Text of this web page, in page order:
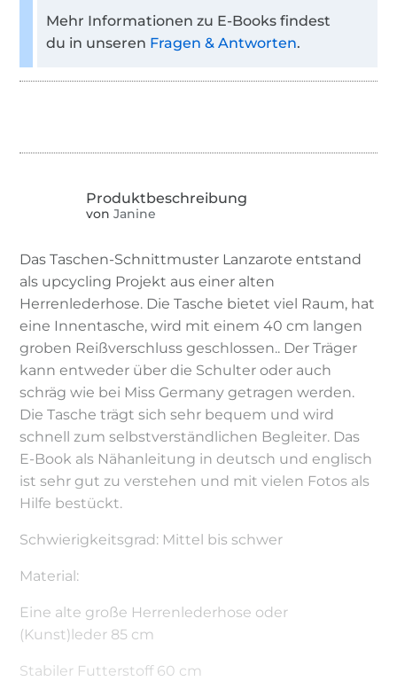
Mehr Informationen zu E-Books findest
du in unseren Fragen & Antworten.
von Janine
Das Taschen-Schnittmuster Lanzarote entstand
als upcycling Projekt aus einer alten
Herrenlederhose. Die Tasche bietet viel Raum, hat
eine Innentasche, wird mit einem 40 cm langen
groben Reißverschluss geschlossen.. Der Träger
kann entweder über die Schulter oder auch
schräg wie bei Miss Germany getragen werden.
Die Tasche trägt sich sehr bequem und wird
schnell zum selbstverständlichen Begleiter. Das
E-Book als Nähanleitung in deutsch und englisch
ist sehr gut zu verstehen und mit vielen Fotos als
Hilfe bestückt.
Schwierigkeitsgrad: Mittel bis schwer
Material:
Eine alte große Herrenlederhose oder
(Kunst)leder 85 cm
Stabiler Futterstoff 60 cm